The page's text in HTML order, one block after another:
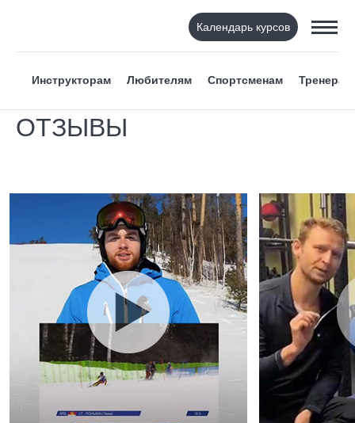
Календарь курсов
Инструкторам Любителям Спортсменам Тренерам
ОТЗЫВЫ